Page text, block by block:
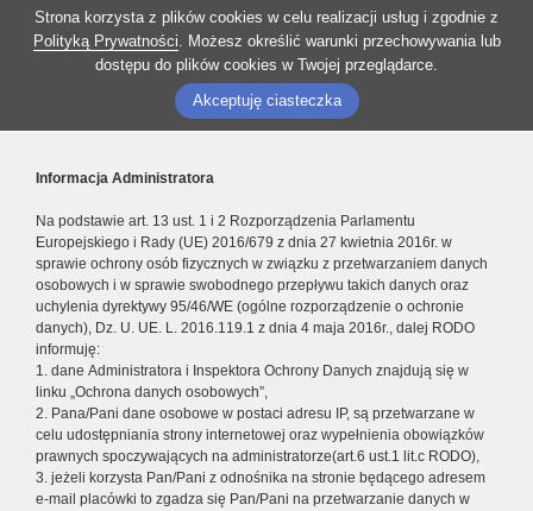
Strona korzysta z plików cookies w celu realizacji usług i zgodnie z
Polityką Prywatności. Możesz określić warunki przechowywania lub
dostępu do plików cookies w Twojej przeglądarce.
Akceptuję ciasteczka
Informacja Administratora
Na podstawie art. 13 ust. 1 i 2 Rozporządzenia Parlamentu
Europejskiego i Rady (UE) 2016/679 z dnia 27 kwietnia 2016r. w
sprawie ochrony osób fizycznych w związku z przetwarzaniem danych
osobowych i w sprawie swobodnego przepływu takich danych oraz
uchylenia dyrektywy 95/46/WE (ogólne rozporządzenie o ochronie
danych), Dz. U. UE. L. 2016.119.1 z dnia 4 maja 2016r., dalej RODO
informuję:
1. dane Administratora i Inspektora Ochrony Danych znajdują się w
linku „Ochrona danych osobowych”,
2. Pana/Pani dane osobowe w postaci adresu IP, są przetwarzane w
celu udostępniania strony internetowej oraz wypełnienia obowiązków
prawnych spoczywających na administratorze(art.6 ust.1 lit.c RODO),
3. jeżeli korzysta Pan/Pani z odnośnika na stronie będącego adresem
e-mail placówki to zgadza się Pan/Pani na przetwarzanie danych w